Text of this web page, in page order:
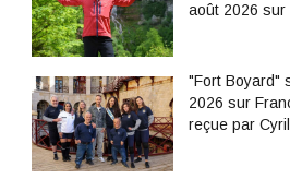
août 2026 sur
"Fort Boyard"
2026 sur
reçue par